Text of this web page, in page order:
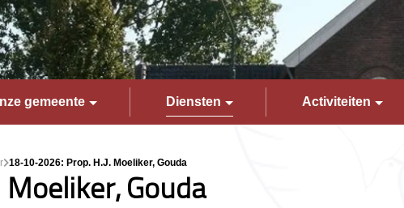
gemeente Diensten Activiteiten
18-10-2026: Prop. H.J. Moeliker, Gouda
Moeliker, Gouda